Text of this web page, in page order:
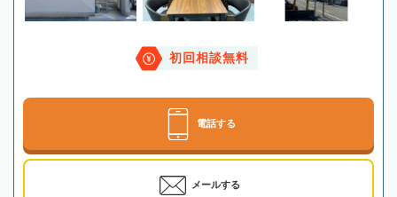
初回相談無料
電話する
メールする